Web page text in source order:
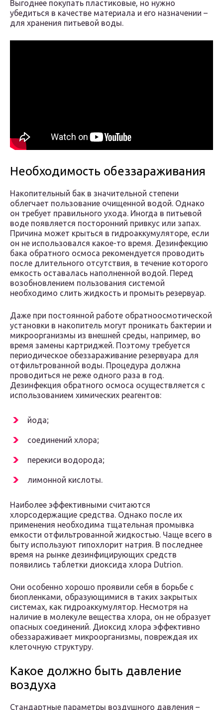
Выгоднее покупать пластиковые, но нужно
убедиться в качестве материала и его назначении –
для хранения питьевой воды.
Необходимость обеззараживания
Накопительный бак в значительной степени
облегчает пользование очищенной водой. Однако
он требует правильного ухода. Иногда в питьевой
воде появляется посторонний привкус или запах.
Причина может крыться в гидроаккумуляторе, если
он не использовался какое-то время. Дезинфекцию
бака обратного осмоса рекомендуется проводить
после длительного отсутствия, в течение которого
емкость оставалась наполненной водой. Перед
возобновлением пользования системой
необходимо слить жидкость и промыть резервуар.
Даже при постоянной работе обратноосмотической
установки в накопитель могут проникать бактерии и
микроорганизмы из внешней среды, например, во
время замены картриджей. Поэтому требуется
периодическое обеззараживание резервуара для
отфильтрованной воды. Процедура должна
проводиться не реже одного раза в год.
Дезинфекция обратного осмоса осуществляется с
использованием химических реагентов:
йода;
соединений хлора;
перекиси водорода;
лимонной кислоты.
Наиболее эффективными считаются
хлорсодержащие средства. Однако после их
применения необходима тщательная промывка
емкости отфильтрованной жидкостью. Чаще всего в
быту используют гипохлорит натрия. В последнее
время на рынке дезинфицирующих средств
появились таблетки диоксида хлора Dutrion.
Они особенно хорошо проявили себя в борьбе с
биопленками, образующимися в таких закрытых
системах, как гидроаккумулятор. Несмотря на
наличие в молекуле вещества хлора, он не образует
опасных соединений. Диоксид хлора эффективно
обеззараживает микроорганизмы, повреждая их
клеточную структуру.
Какое должно быть давление
воздуха
Стандартные параметры воздушного давления –